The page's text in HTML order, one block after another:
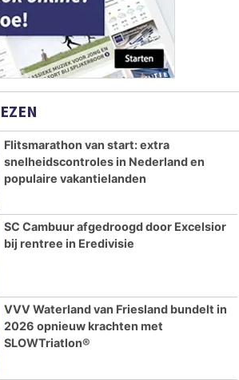
Flitsmarathon van start: extra
snelheidscontroles in Nederland en
populaire vakantielanden
SC Cambuur afgedroogd door Excelsior
bij rentree in Eredivisie
VVV Waterland van Friesland bundelt in
2026 opnieuw krachten met
SLOWTriatlon®